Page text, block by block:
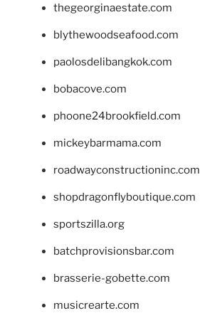
thegeorginaestate.com
blythewoodseafood.com
paolosdelibangkok.com
bobacove.com
phoone24brookfield.com
mickeybarmama.com
roadwayconstructioninc.com
shopdragonflyboutique.com
sportszilla.org
batchprovisionsbar.com
brasserie-gobette.com
musicrearte.com